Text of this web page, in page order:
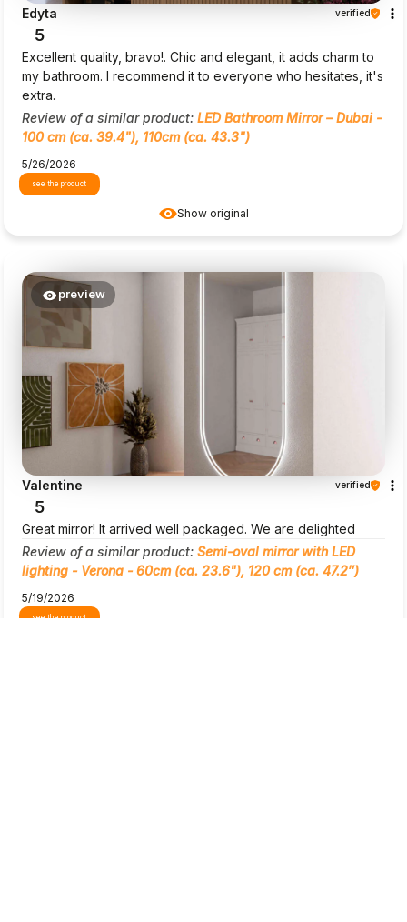
Show original
Edyta verified
5
Excellent quality, bravo!. Chic and elegant, it adds charm to
my bathroom. I recommend it to everyone who hesitates, it's
extra.
Review of a similar product: LED Bathroom Mirror – Dubai -
100 cm (ca. 39.4"), 110cm (ca. 43.3")
5/26/2026
see the product
preview
Valentine verified
5
Great mirror! It arrived well packaged. We are delighted
Review of a similar product: Semi-oval mirror with LED
lighting - Verona - 60cm (ca. 23.6"), 120 cm (ca. 47.2″)
5/19/2026
see the product